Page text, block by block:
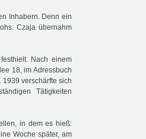
Inhabern. Denn ein
Czaja übernahm
Nach einem
18, im Adressbuch
verschärfte sich
Tätigkeiten
in dem es hieß:
Woche später, am